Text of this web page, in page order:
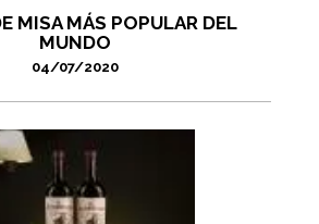
MISA MÁS POPULAR DEL
MUNDO
04/07/2020